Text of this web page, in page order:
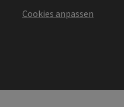
Cookies anpassen